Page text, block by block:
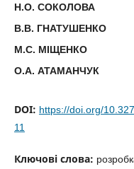
Н.О. СОКОЛОВА
В.В. ГНАТУШЕНКО
М.С. МІЩЕНКО
О.А. АТАМАНЧУК
DOI: https://doi.org/
11
Ключові слова: